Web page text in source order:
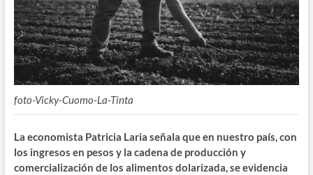
foto-Vicky-Cuomo-La-Tinta
La economista Patricia Laria señala que en nuestro país, con
los ingresos en pesos y la cadena de producción y
comercialización de los alimentos dolarizada, se evidencia